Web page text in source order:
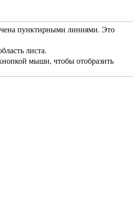
пунктирными линиями. Это
листа.
мыши, чтобы отобразить